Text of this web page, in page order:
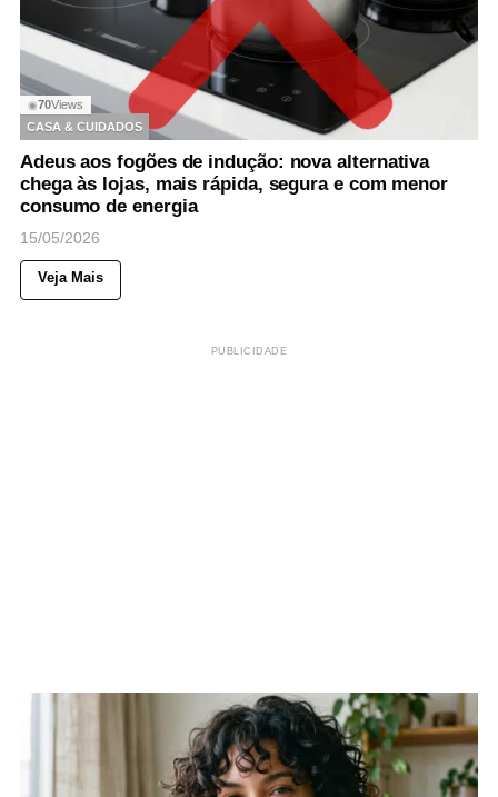
◉70Views
CASA & CUIDADOS
Adeus aos fogões de indução: nova alternativa
chega às lojas, mais rápida, segura e com menor
consumo de energia
15/05/2026
Veja Mais
PUBLICIDADE